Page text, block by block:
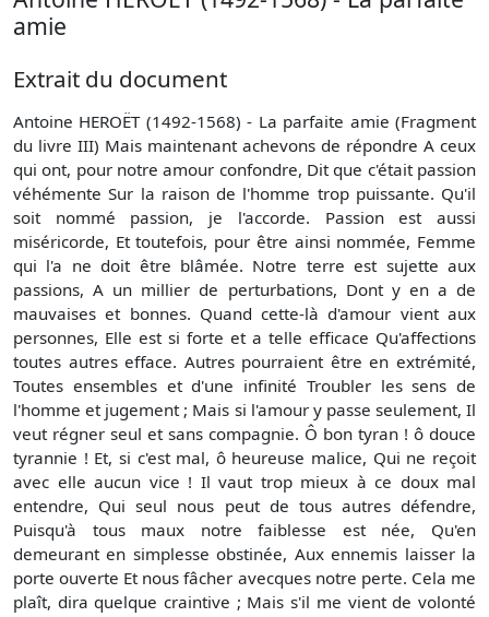
amie
Extrait du document
Antoine HEROËT (1492-1568) - La parfaite amie (Fragment
du livre III) Mais maintenant achevons de répondre A ceux
qui ont, pour notre amour confondre, Dit que c'était passion
véhémente Sur la raison de l'homme trop puissante. Qu'il
soit nommé passion, je l'accorde. Passion est aussi
miséricorde, Et toutefois, pour être ainsi nommée, Femme
qui l'a ne doit être blâmée. Notre terre est sujette aux
passions, A un millier de perturbations, Dont y en a de
mauvaises et bonnes. Quand cette-là d'amour vient aux
personnes, Elle est si forte et a telle efficace Qu'affections
toutes autres efface. Autres pourraient être en extrémité,
Toutes ensembles et d'une infinité Troubler les sens de
l'homme et jugement ; Mais si l'amour y passe seulement, Il
veut régner seul et sans compagnie. Ô bon tyran ! ô douce
tyrannie ! Et, si c'est mal, ô heureuse malice, Qui ne reçoit
avec elle aucun vice ! Il vaut trop mieux à ce doux mal
entendre, Qui seul nous peut de tous autres défendre,
Puisqu'à tous maux notre faiblesse est née, Qu'en
demeurant en simplesse obstinée, Aux ennemis laisser la
porte ouverte Et nous fâcher avecques notre perte. Cela me
plaît, dira quelque craintive ; Mais s'il me vient de volonté